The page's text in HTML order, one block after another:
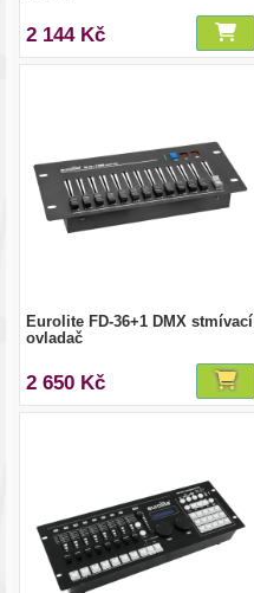
2 144 Kč
Eurolite FD-36+1 DMX stmívací
ovladač
2 650 Kč